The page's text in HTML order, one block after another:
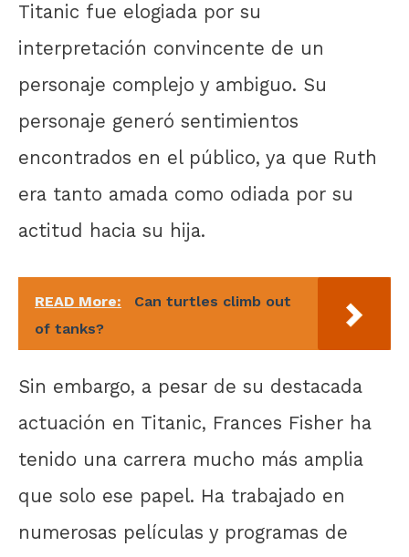
Titanic fue elogiada por su
interpretación convincente de un
personaje complejo y ambiguo. Su
personaje generó sentimientos
encontrados en el público, ya que Ruth
era tanto amada como odiada por su
actitud hacia su hija.
READ More:
Can turtles climb out
of tanks?
Sin embargo, a pesar de su destacada
actuación en Titanic, Frances Fisher ha
tenido una carrera mucho más amplia
que solo ese papel. Ha trabajado en
numerosas películas y programas de